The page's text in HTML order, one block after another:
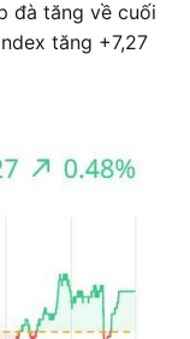
đà tăng về cuối
tăng +7,27